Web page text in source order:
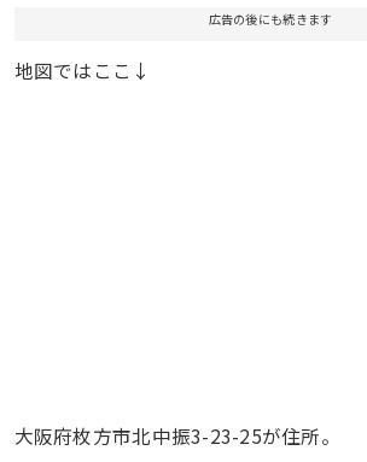
広告の後にも続きます
地図ではここ↓
大阪府枚方市北中振3-23-25が住所。